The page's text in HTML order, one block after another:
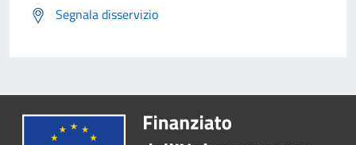
Segnala disservizio